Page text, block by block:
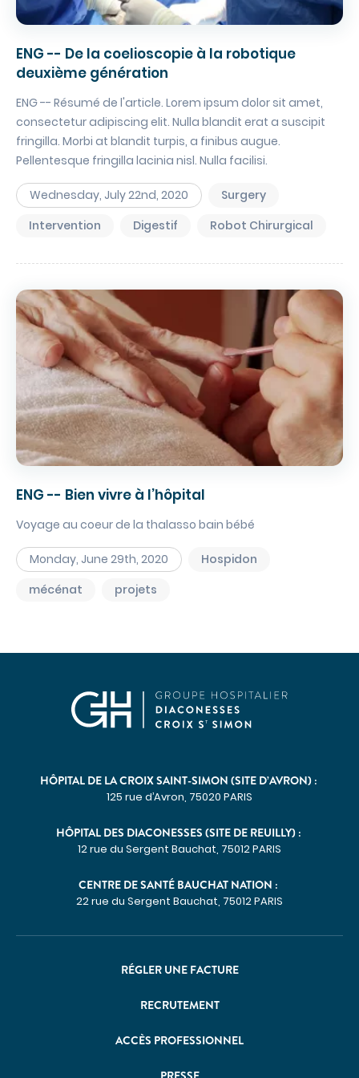
INTERNATIONAL PATIENTS
FOR PROFESSIONALS
PORTAIL PATIENT
Obtenir la TV et le téléphone en chambre
PATIENTS INTERNATIONNAUX
MÉDECINE
Cancérologie
Centres de santé
Gastroentérologie
Gériatrie aiguë
Médecine interne
Rhumatologie
Soins palliatifs
Ville-hôpital
CHIRURGIE
Chirurgie digestive
Chirurgie gynécologique et mammaire
Chirurgie orthopédique et traumatologique
Chirurgie urologique
OBSTÉTRIQUE
Centre de fertilité
SOINS VITAUX
PLATEAU TECHNIQUE
Imagerie médicale
QUI SOMMES-NOUS
Notre organisation
Notre démarche qualité
RECRUTEMENT
ENG -- De la coelioscopie à la robotique
deuxième génération
ENG -- Résumé de l'article. Lorem ipsum dolor sit amet,
consectetur adipiscing elit. Nulla blandit erat a suscipit
fringilla. Morbi at blandit turpis, a finibus augue.
Pellentesque fringilla lacinia nisl. Nulla facilisi.
Wednesday, July 22nd, 2020
Surgery
Intervention
Digestif Robot Chirurgical
ENG -- Bien vivre à l’hôpital
Voyage au coeur de la thalasso bain bébé
Monday, June 29th, 2020
Hospidon
mécénat
projets
HÔPITAL DE LA CROIX SAINT-SIMON (SITE D’AVRON) :
125 rue d’Avron, 75020 PARIS
HÔPITAL DES DIACONESSES (SITE DE REUILLY) :
12 rue du Sergent Bauchat, 75012 PARIS
CENTRE DE SANTÉ BAUCHAT NATION :
22 rue du Sergent Bauchat, 75012 PARIS
RÉGLER UNE FACTURE
RECRUTEMENT
ACCÈS PROFESSIONNEL